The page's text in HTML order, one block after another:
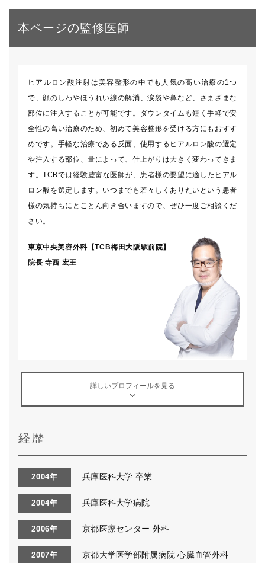
本ページの監修医師
ヒアルロン酸注射は美容整形の中でも人気の高い治療の1つ
で、顔のしわやほうれい線の解消、涙袋や鼻など、さまざまな
部位に注入することが可能です。ダウンタイムも短く手軽で安
全性の高い治療のため、初めて美容整形を受ける方にもおすす
めです。手軽な治療である反面、使用するヒアルロン酸の選定
や注入する部位、量によって、仕上がりは大きく変わってきま
す。TCBでは経験豊富な医師が、患者様の要望に適したヒアル
ロン酸を選定します。いつまでも若々しくありたいという患者
様の気持ちにとことん向き合いますので、ぜひ一度ご相談くだ
さい。
東京中央美容外科【TCB梅田大阪駅前院】
院長 寺西 宏王
詳しいプロフィールを見る
経歴
2004年 兵庫医科大学 卒業
2004年 兵庫医科大学病院
2006年 京都医療センター 外科
2007年 京都大学医学部附属病院 心臓血管外科